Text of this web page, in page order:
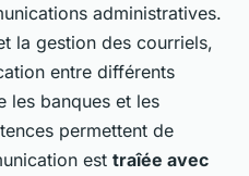
administratives.
la gestion des courriels,
entre différents
les banques et les
permettent de
est traîée avec